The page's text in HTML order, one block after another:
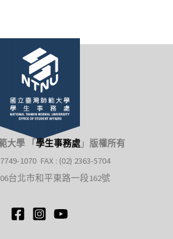
大學 「 學生事務處 」 版權所有
1070 FAX : (02) 2363-5704
台北市和平東路一段162號